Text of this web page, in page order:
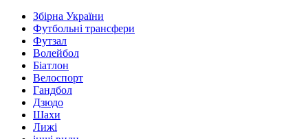
Збірна України
Футбольні трансфери
Футзал
Волейбол
Біатлон
Велоспорт
Гандбол
Дзюдо
Шахи
Лижі